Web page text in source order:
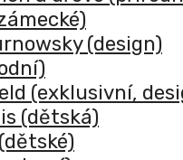
(design)
(exklusivní,
(dětská)